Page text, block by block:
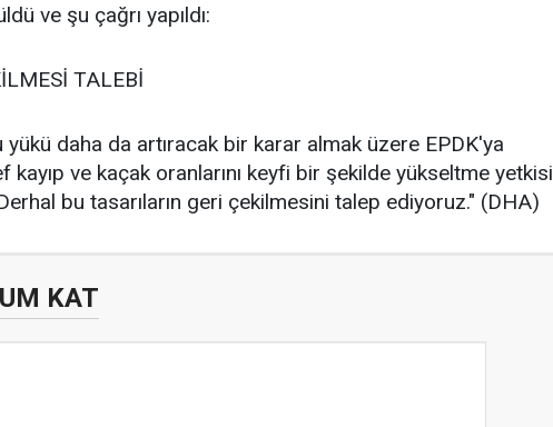
ve şu çağrı yapıldı:
TALEBİ
yükü daha da artıracak bir karar almak üzere EPDK'ya
kayıp ve kaçak oranlarını keyfi bir şekilde yükseltme yetkisi
bu tasarıların geri çekilmesini talep ediyoruz." (DHA)
KAT